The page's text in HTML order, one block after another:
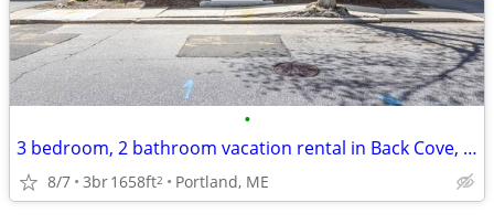
•
3 bedroom, 2 bathroom vacation rental in Back Cove, Portland
8/7 3br1658ft2 Portland, ME